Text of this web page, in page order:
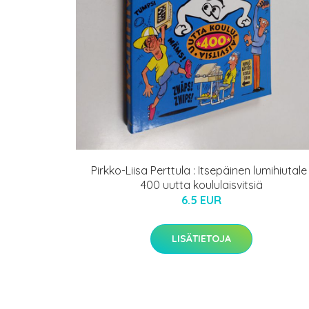
Pirkko-Liisa Perttula : Itsepäinen lumihiutale
400 uutta koululaisvitsiä
6.5 EUR
LISÄTIETOJA